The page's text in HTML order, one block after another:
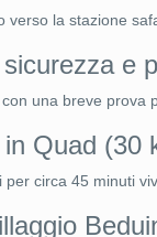
la stazione
e
una breve prova
Quad (30
circa 45 minuti